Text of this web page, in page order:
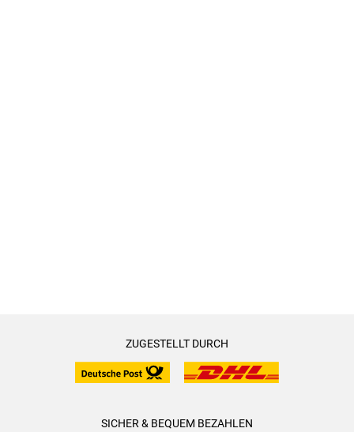
ZUGESTELLT DURCH
SICHER & BEQUEM BEZAHLEN